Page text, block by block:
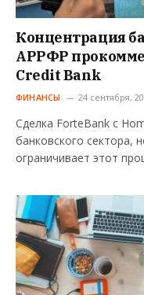
Концентрация
АРРФР
Credit Bank
ФИНАНСЫ 24 сентября,
Сделка ForteBank с
банковского сектора,
ограничивает этот